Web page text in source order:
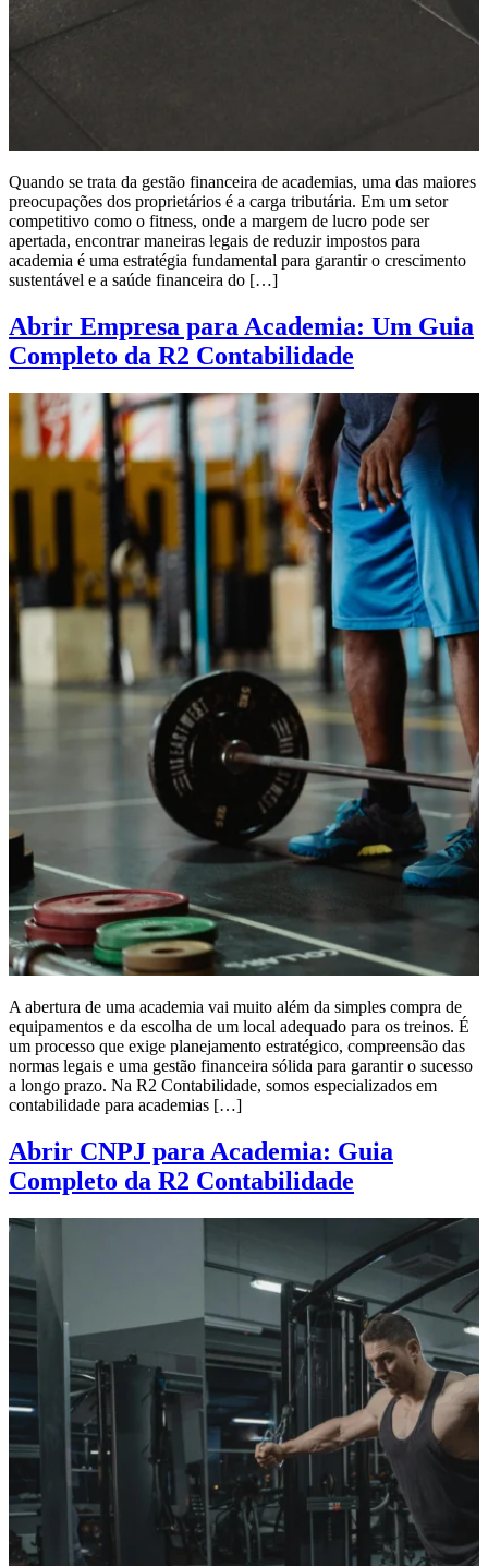
Quando se trata da gestão financeira de academias, uma das maiores
preocupações dos proprietários é a carga tributária. Em um setor
competitivo como o fitness, onde a margem de lucro pode ser
apertada, encontrar maneiras legais de reduzir impostos para
academia é uma estratégia fundamental para garantir o crescimento
sustentável e a saúde financeira do […]
Abrir Empresa para Academia: Um Guia
Completo da R2 Contabilidade
A abertura de uma academia vai muito além da simples compra de
equipamentos e da escolha de um local adequado para os treinos. É
um processo que exige planejamento estratégico, compreensão das
normas legais e uma gestão financeira sólida para garantir o sucesso
a longo prazo. Na R2 Contabilidade, somos especializados em
contabilidade para academias […]
Abrir CNPJ para Academia: Guia
Completo da R2 Contabilidade